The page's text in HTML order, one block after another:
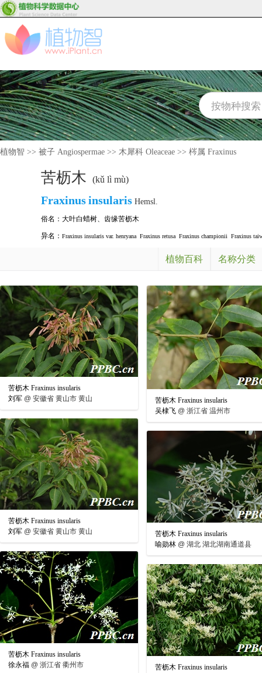
植物智 >> 被子 Angiospermae >> 木犀科 Oleaceae >> 梣属 Fraxinus
苦枥木 (kǔ lì mù)
Fraxinusinsularis Hemsl.
俗名： 大叶白蜡树、 齿缘苦枥木
异名： Fraxinus insularis var. henryana Fraxinus retusa Fraxinus championii Fraxinus
植物百科 名称分类
苦枥木 Fraxinus insularis
刘军 @ 安徽省 黄山市 黄山
苦枥木 Fraxinus insularis
吴棣飞 @ 浙江省 温州市
苦枥木 Fraxinus insularis
刘军 @ 安徽省 黄山市 黄山
苦枥木 Fraxinus insularis
喻勋林 @ 湖北 湖北湖南通道县
苦枥木 Fraxinus insularis
徐永福 @ 浙江省 衢州市
苦枥木 Fraxinus insularis